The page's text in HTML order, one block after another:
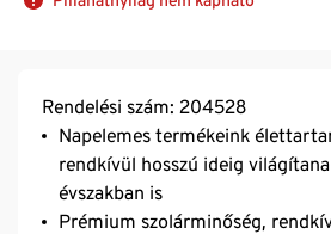
Rendelési szám: 204528
Napelemes termékeink
rendkívül hosszú ideig
évszakban is
Prémium szolárminőség,